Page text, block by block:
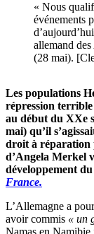
« Nous
événements
allemand
(28 mai).
Les populations
répression
au début du XXe
mai) qu’il
droit à réparation
d’Angela Merkel
développement
France.
L’Allemagne a
avoir commis « un